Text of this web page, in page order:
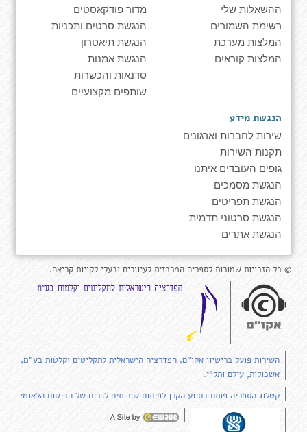
ההשאלות שלי
רשימת השמורים
המלצות מערכת
המלצות קוראים
מדור פודקאסטים
הנגשת סרטים ותכניות
הנגשת תיאטרון
הנגשת אמנות
סדנאות והכשרות
שותפים מקצועיים
הנגשת מידע
שירות לחברות וארגונים
תקנות השירות
גופים העובדים איתנו
הנגשת מסמכים
הנגשת תפריטים
הנגשת סרטוני תדמית
הנגשת אתרים
© כל הזכויות שמורות לספריה המרכזית לעיוורים ובעלי לקויות קריאה.
השירות פועל ברישיון אקו"ם, הפדרציה הישראלית לתקליטים וקלטות בע"מ,
אשכולות, עילם ותל"י.
קטלוג הספריה פותח בסיוע הקרן לפיתוח שירותים לנכים של הביטוח הלאומי